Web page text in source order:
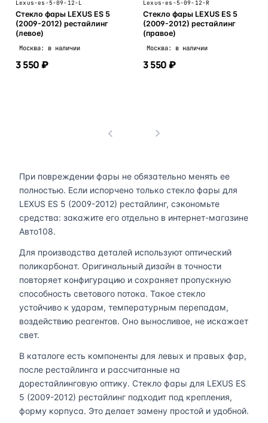
Lexus-es-5-09-12-L
Стекло фары LEXUS ES 5
(2009-2012) рестайлинг
(левое)
Москва: в наличии
3 550 ₽
Lexus-es-5-09-12-R
Стекло фары LEXUS ES 5
(2009-2012) рестайлинг
(правое)
Москва: в наличии
3 550 ₽
При повреждении фары не обязательно менять ее
полностью. Если испорчено только стекло фары для
LEXUS ES 5 (2009-2012) рестайлинг, сэкономьте
средства: закажите его отдельно в интернет-магазине
Авто108.
Для производства деталей используют оптический
поликарбонат. Оригинальный дизайн в точности
повторяет конфигурацию и сохраняет пропускную
способность светового потока. Такое стекло
устойчиво к ударам, температурным перепадам,
воздействию реагентов. Оно выносливое, не искажает
свет.
В каталоге есть компоненты для левых и правых фар,
после рестайлинга и рассчитанные на
дорестайлинговую оптику. Стекло фары для LEXUS ES
5 (2009-2012) рестайлинг подходит под крепления,
форму корпуса. Это делает замену простой и удобной.